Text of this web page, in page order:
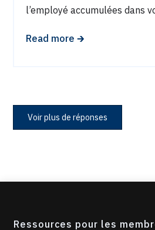
l’employé accumulées dans
Read more 🡲
Voir plus de réponses
Ressources pour les